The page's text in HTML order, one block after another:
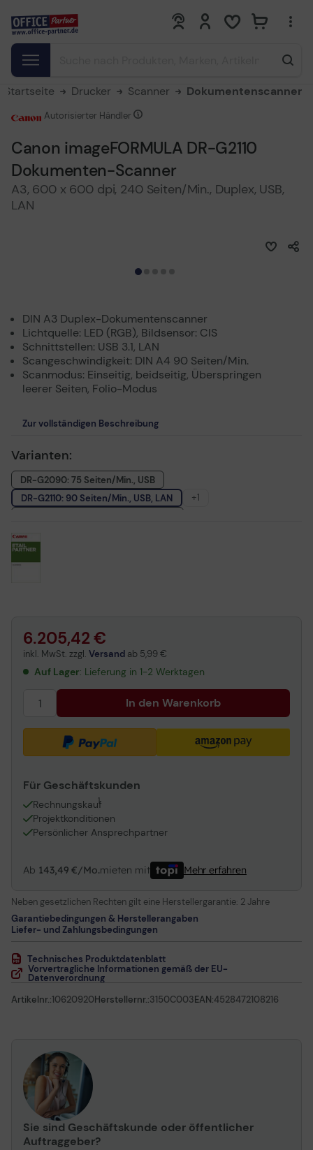
0 0
Startseite Drucker Scanner Dokumentenscanner
Canon imageFORMULA DR-G2110
Dokumenten-Scanner
A3, 600 x 600 dpi, 240 Seiten/Min., Duplex, USB,
LAN
Autorisierter Händler
DIN A3 Duplex-Dokumentenscanner
Lichtquelle: LED (RGB), Bildsensor: CIS
Schnittstellen: USB 3.1, LAN
Scangeschwindigkeit: DIN A4 90 Seiten/Min.
Scanmodus: Einseitig, beidseitig, Überspringen
leerer Seiten, Folio-Modus
Zur vollständigen Beschreibung
Varianten:
DR-G2090: 75 Seiten/Min., USB
DR-G2110: 90 Seiten/Min., USB, LAN
+1
6.205,42 €
inkl. MwSt. zzgl. Versand ab 5,99 €
Auf Lager: Lieferung in 1-2 Werktagen
In den Warenkorb
Für Geschäftskunden
Rechnungskauf
1
Projektkonditionen
Persönlicher Ansprechpartner
Ab 143,49 €/Mo.mieten mit Mehr erfahren
Neben gesetzlichen Rechten gilt eine Herstellergarantie: 2 Jahre
Garantiebedingungen & Herstellerangaben
Liefer- und Zahlungsbedingungen
Technisches Produktdatenblatt
Vorvertragliche Informationen gemäß der EU-
Datenverordnung
Artikelnr.:10620920Herstellernr.:3150C003EAN:4528472108216
Sie sind Geschäftskunde oder öffentlicher
Auftraggeber?